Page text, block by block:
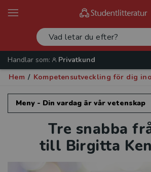
Handlar som:
Privatkund
Hem / Kompetensutveckling för dig
Meny - Din vardag är vår vetenskap
Din vardag är vår vetenskap
Kompetensutveckling för dig
förskola
Tre snabba
till Birgitta